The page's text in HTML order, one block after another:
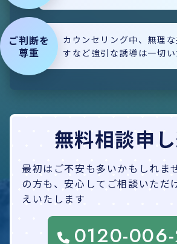
ご判断を
尊重
カウンセリング中、 無理
すなど強引な誘導は一切
無料相談申
最初はご不安も多いかもしれま
の方も、安心してご相談いただ
えいたします
0120-